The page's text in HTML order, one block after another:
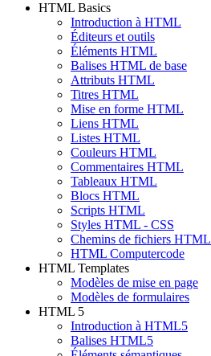
HTML Basics
Introduction à HTML
Éditeurs et outils
Éléments HTML
Balises HTML de base
Attributs HTML
Titres HTML
Mise en forme HTML
Liens HTML
Listes HTML
Couleurs HTML
Commentaires HTML
Tableaux HTML
Blocs HTML
Scripts HTML
Styles HTML - CSS
Chemins de fichiers HTML
HTML Computercode
HTML Templates
Modèles de mise en page
Modèles de formulaires
HTML 5
Introduction à HTML5
Balises HTML5